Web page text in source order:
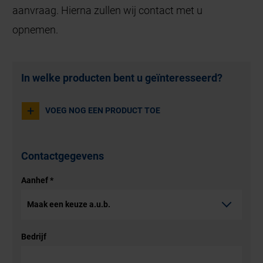
aanvraag. Hierna zullen wij contact met u
opnemen.
In welke producten bent u geïnteresseerd?
Hoeveel?
+ VOEG NOG EEN PRODUCT TOE
Contactgegevens
Aanhef*
Bedrijf